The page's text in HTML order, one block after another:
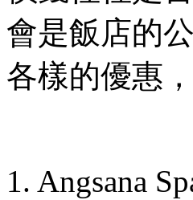
會是飯店的
各樣的優惠
1. Angsana